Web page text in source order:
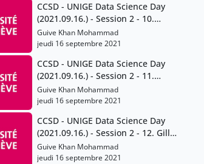
CCSD - UNIGE Data Science Day
(2021.09.16.) - Session 2 - 10.
Marta Pittavino
Guive Khan Mohammad
jeudi 16 septembre 2021
CCSD - UNIGE Data Science Day
(2021.09.16.) - Session 2 - 11.
Francois Grey
Guive Khan Mohammad
jeudi 16 septembre 2021
CCSD - UNIGE Data Science Day
(2021.09.16.) - Session 2 - 12. Gilles
Falquet
Guive Khan Mohammad
jeudi 16 septembre 2021